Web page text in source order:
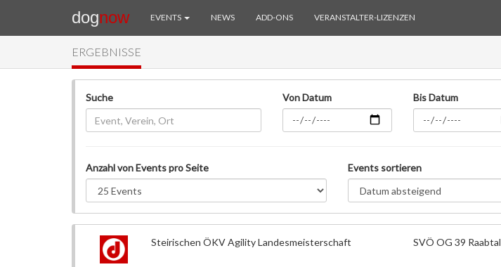
dognow EVENTS NEWS ADD-ONS VERANSTALTER-LIZENZEN
ERGEBNISSE
Suche Von Datum Bis Datum
Anzahl von Events pro Seite Events sortieren
Steirischen ÖKV Agility Landesmeisterschaft SVÖ OG 39 Raabtal